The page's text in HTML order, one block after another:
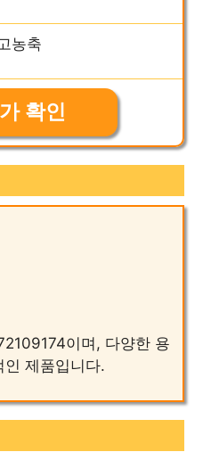
확인
이며, 다양한 용
인 제품입니다.